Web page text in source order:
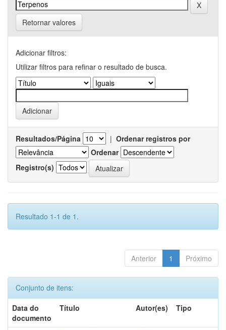
Retornar valores
Adicionar filtros:
Utilizar filtros para refinar o resultado de busca.
Resultados/Página | Ordenar registros por
Ordenar
Registro(s)
Resultado 1-1 de 1.
Anterior 1 Próximo
Conjunto de itens:
Data do
documento
Título Autor(es) Tipo